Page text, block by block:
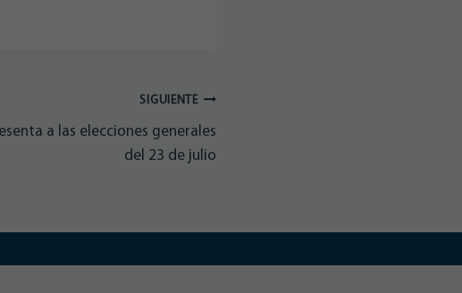
SIGUIENTE
a las elecciones generales
del 23 de julio